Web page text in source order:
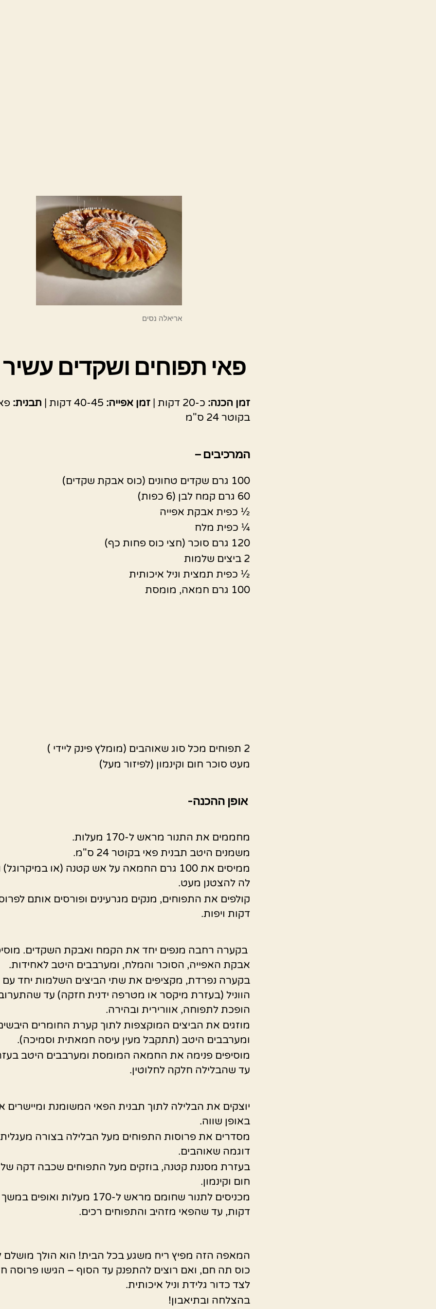
אריאלה נסים
פאי תפוחים ושקדים עשיר
זמן הכנה: כ-20 דקות | זמן אפייה: תבנית:
בקוטר 24 ס"מ
המרכיבים –
100 גרם שקדים טחונים (כוס אבקת שקדים)
60 גרם קמח לבן (6 כפות)
½ כפית אבקת אפייה
¼ כפית מלח
120 גרם סוכר (חצי כוס פחות כף)
2 ביצים שלמות
½ כפית תמצית וניל איכותית
100 גרם חמאה, מומסת
2 תפוחים מכל סוג שאוהבים (מומלץ פינק ליידי )
מעט סוכר חום וקינמון (לפיזור מעל)
אופן ההכנה-
מחממים את התנור מראש ל-170 מעלות.
משמנים היטב תבנית פאי בקוטר 24 ס"מ.
ממיסים את 100 גרם החמאה על אש קטנה (או
לה להצטנן מעט.
קולפים את התפוחים, מנקים מגרעינים ופורסים אותם
דקות ויפות.
בקערה רחבה מנפים יחד את הקמח ואבקת השקדים.
אבקת האפייה, הסוכר והמלח, ומערבבים היטב לאחידות.
בקערה נפרדת, מקציפים את שתי הביצים השלמות יחד
הווניל (בעזרת מיקסר או מטרפה ידנית חזקה) עד
הופכת לתפוחה, אוורירית ובהירה.
מוזגים את הביצים המוקצפות לתוך קערת החומרים
ומערבבים היטב (תתקבל מעין עיסה חמאתית וסמיכה).
מוסיפים פנימה את החמאה המומסת ומערבבים היטב
עד שהבלילה חלקה לחלוטין.
יוצקים את הבלילה לתוך תבנית הפאי המשומנת ומיישרים
באופן שווה.
מסדרים את פרוסות התפוחים מעל הבלילה בצורה
דוגמה שאוהבים.
בעזרת מסננת קטנה, בוזקים מעל התפוחים שכבה דקה
חום וקינמון.
דקות, עד שהפאי מזהיב והתפוחים רכים.
המאפה הזה מפיץ ריח משגע בכל הבית! הוא הולך מושלם
כוס תה חם, ואם רוצים להתפנק עד הסוף – הגישו פרוסה
לצד כדור גלידת וניל איכותית.
בהצלחה ובתיאבון!